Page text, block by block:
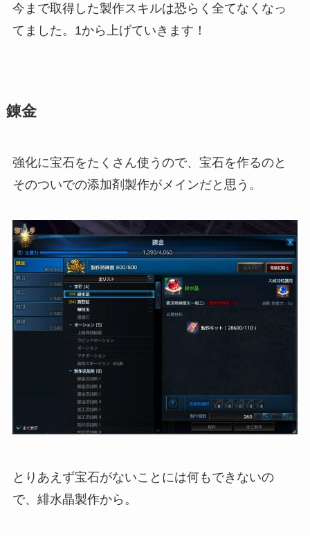
今まで取得した製作スキルは恐らく全てなくなっ
てました。1から上げていきます！
錬金
強化に宝石をたくさん使うので、宝石を作るのと
そのついでの添加剤製作がメインだと思う。
とりあえず宝石がないことには何もできないの
で、緋水晶製作から。